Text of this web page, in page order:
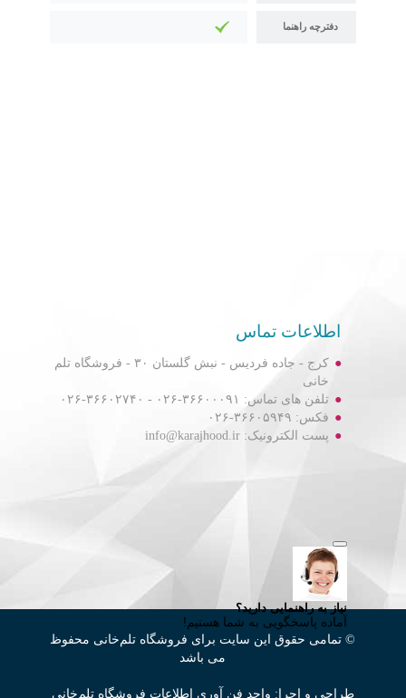
دفترچه راهنما
اطلاعات تماس
کرج - جاده فردیس - نبش گلستان ۳۰ - فروشگاه تلم
خانی
تلفن های تماس: ۳۶۶۰۰۰۹۱-۰۲۶ - ۳۶۶۰۲۷۴۰-۰۲۶
فکس: ۳۶۶۰۵۹۴۹-۰۲۶
پست الکترونیک: info@karajhood.ir
© تمامی حقوق این سایت برای فروشگاه تلم‌خانی محفوظ
می باشد
طراحی و اجرا: واحد فن آوری اطلاعات فروشگاه تلم‌خانی